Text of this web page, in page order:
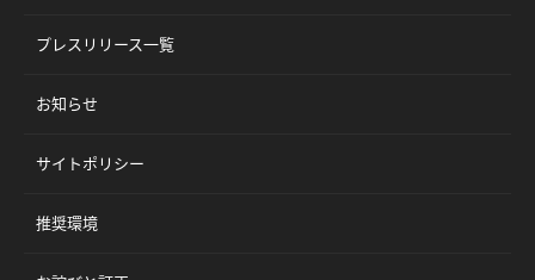
プレスリリース一覧
お知らせ
サイトポリシー
推奨環境